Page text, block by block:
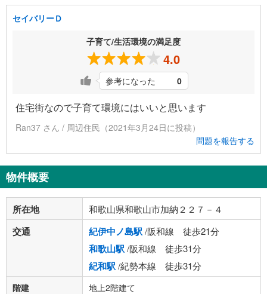
セイバリーＤ
子育て/生活環境の満足度
4.0
参考になった 0
住宅街なので子育て環境にはいいと思います
Ran37 さん / 周辺住民（2021年3月24日に投稿）
問題を報告する
物件概要
所在地 和歌山県和歌山市加納２２７－４
交通 紀伊中ノ島駅/阪和線 徒歩21分
和歌山駅/阪和線 徒歩31分
紀和駅/紀勢本線 徒歩31分
階建
地上2階建て